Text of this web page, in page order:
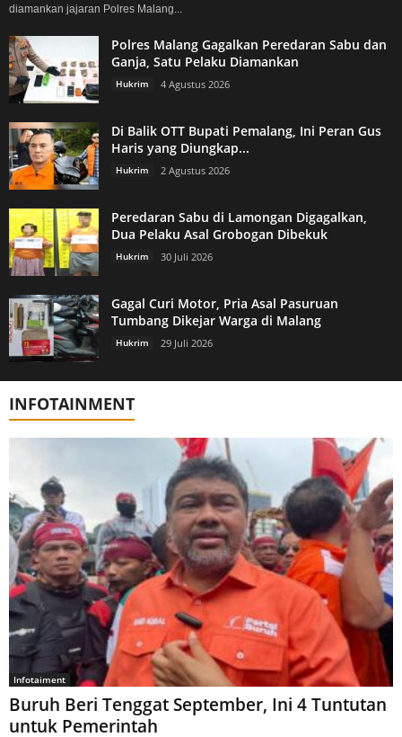
diamankan jajaran Polres Malang...
Polres Malang Gagalkan Peredaran Sabu dan
Ganja, Satu Pelaku Diamankan
Hukrim 4 Agustus 2026
Di Balik OTT Bupati Pemalang, Ini Peran Gus
Haris yang Diungkap...
Hukrim 2 Agustus 2026
Peredaran Sabu di Lamongan Digagalkan,
Dua Pelaku Asal Grobogan Dibekuk
Hukrim 30 Juli 2026
Gagal Curi Motor, Pria Asal Pasuruan
Tumbang Dikejar Warga di Malang
Hukrim 29 Juli 2026
INFOTAINMENT
Infotaiment
Buruh Beri Tenggat September, Ini 4 Tuntutan
untuk Pemerintah